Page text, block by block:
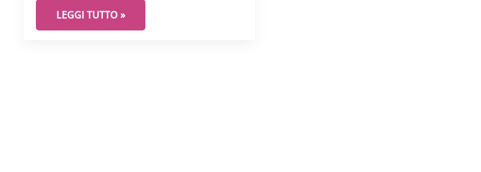
ECOGRAFIA PELVICA TRANSVAGINALE: UNO SGUARDO PRECISO SULLA SALUTE GINECOLOGICA
LEGGI TUTTO »